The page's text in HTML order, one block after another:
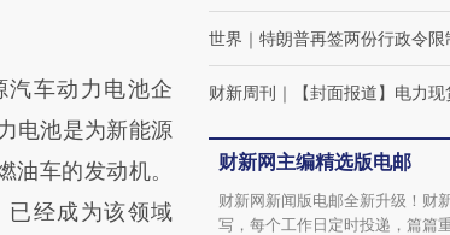
车动力电池企
电池是为新能源
油车的发动机。
已经成为该领域
世界 ｜ 特朗普再签两份行政令限
财新周刊 ｜ 【封面报道】电力
财新网主编精选版电邮
财新网新闻版电邮全新升级！财
写，每个工作日定时投递，篇篇